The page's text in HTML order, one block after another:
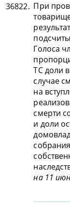
36822. При
Голоса
ТС доли
случае
на
смерти
и доли
на 11